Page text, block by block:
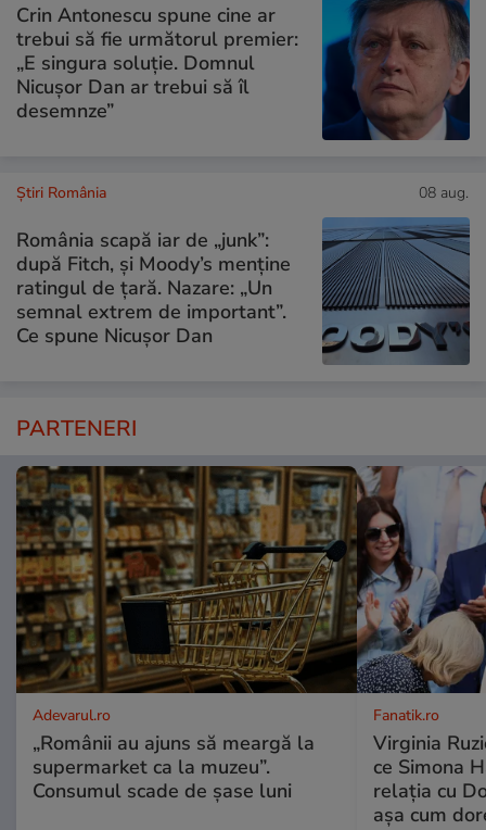
Crin Antonescu spune cine ar
trebui să fie următorul premier:
„E singura soluție. Domnul
Nicușor Dan ar trebui să îl
desemnze”
Știri România 08 aug.
România scapă iar de „junk”:
după Fitch, și Moody’s menține
ratingul de țară. Nazare: „Un
semnal extrem de important”.
Ce spune Nicușor Dan
PARTENERI
Adevarul.ro
„Românii au ajuns să meargă la
supermarket ca la muzeu”.
Consumul scade de șase luni
Fanatik.ro
Virginia
ce Simona
relația cu
așa cum